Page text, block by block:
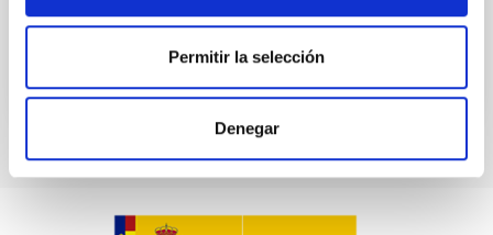
Permitir la selección
Denegar
BIBCODE 2026NATAS..10..818W
NÚMERO DE CITAS 0